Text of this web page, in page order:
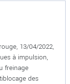
13/04/2022,
à impulsion,
freinage
des